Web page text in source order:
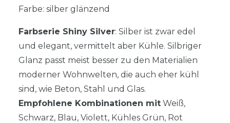
Farbe: silber glänzend
Farbserie Shiny Silver: Silber ist zwar edel
und elegant, vermittelt aber Kühle. Silbriger
Glanz passt meist besser zu den Materialien
moderner Wohnwelten, die auch eher kühl
sind, wie Beton, Stahl und Glas.
Empfohlene Kombinationen mit Weiß,
Schwarz, Blau, Violett, Kühles Grün, Rot